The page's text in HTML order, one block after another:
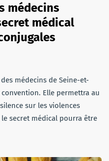
médecins
médical
médecins de Seine-et-
Elle permettra au
sur les violences
secret médical pourra être